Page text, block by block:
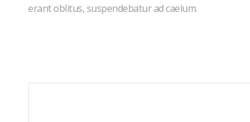
erant oblitus, suspendebatur ad caelum.